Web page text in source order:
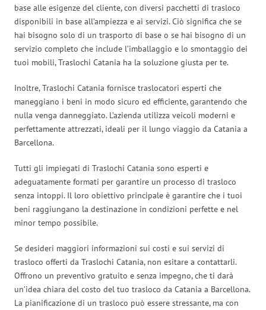
base alle esigenze del cliente, con diversi pacchetti di trasloco
disponibili in base all’ampiezza e ai servizi. Ciò significa che se
hai bisogno solo di un trasporto di base o se hai bisogno di un
servizio completo che include l’imballaggio e lo smontaggio dei
tuoi mobili, Traslochi Catania ha la soluzione giusta per te.
Inoltre, Traslochi Catania fornisce traslocatori esperti che
maneggiano i beni in modo sicuro ed efficiente, garantendo che
nulla venga danneggiato. L’azienda utilizza veicoli moderni e
perfettamente attrezzati, ideali per il lungo viaggio da Catania a
Barcellona.
Tutti gli impiegati di Traslochi Catania sono esperti e
adeguatamente formati per garantire un processo di trasloco
senza intoppi. Il loro obiettivo principale è garantire che i tuoi
beni raggiungano la destinazione in condizioni perfette e nel
minor tempo possibile.
Se desideri maggiori informazioni sui costi e sui servizi di
trasloco offerti da Traslochi Catania, non esitare a contattarli.
Offrono un preventivo gratuito e senza impegno, che ti darà
un’idea chiara del costo del tuo trasloco da Catania a Barcellona.
La pianificazione di un trasloco può essere stressante, ma con